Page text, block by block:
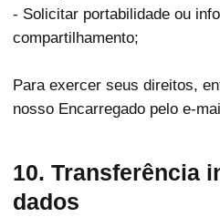
- Solicitar portabilidade ou
compartilhamento;
Para exercer seus direitos,
nosso Encarregado pelo e-
10. Transferência
dados